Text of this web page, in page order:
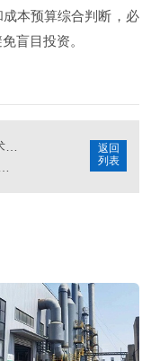
本预算综合判断，必
盲目投资。
返回
列表
化工窑炉脱硝--中低温 SCR 技术的适配优势与应用